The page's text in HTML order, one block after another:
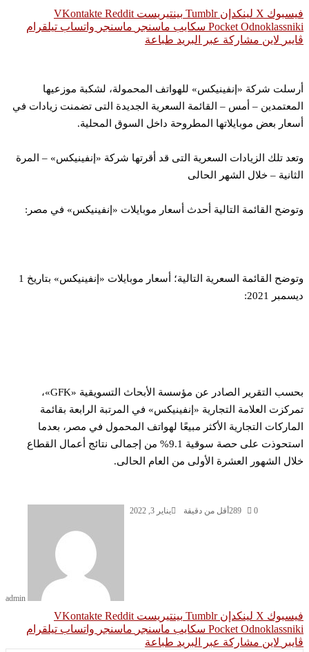
‫X لينكدإن بينتيريست
‫Pocket سكايب ماسنجر ماسنجر واتساب تيلقرام
لاين مشاركة عبر البريد طباعة
شركة «إنفينيكس» للهواتف المحمولة، لشكبة موزعيها
– أمس – القائمة السعرية الجديدة التى تضمنت زيادات في
بعض موبايلاتها المطروحة داخل السوق المحلية.
تلك الزيادات السعرية التى قد أقرتها شركة «إنفينيكس» – المرة
– خلال الشهر الحالى
القائمة التالية أحدث أسعار موبايلات «إنفينيكس» في مصر:
وتوضح القائمة السعرية التالية؛ أسعار موبايلات «إنفينيكس» بتاريخ 1
2021:
بحسب التقرير الصادر عن مؤسسة الأبحاث التسويقية «GFK»،
العلامة التجارية «إنفينيكس» في المرتبة الرابعة بقائمة
التجارية الأكثر مبيعًا لهواتف المحمول في مصر، بعدما
استحوذت على حصة سوقية 9.1% من إجمالى نتائج أعمال القطاع
الشهور العشرة الأولى من العام الحالى.
admin
يناير 3, 2022 289 أقل من دقيقة
‫X لينكدإن بينتيريست
‫Pocket سكايب ماسنجر ماسنجر واتساب تيلقرام
لاين مشاركة عبر البريد طباعة